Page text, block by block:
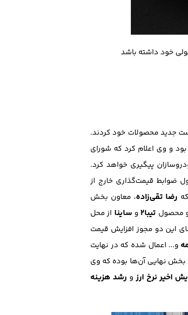
خود داشته باشد
جدید محصولات خود کردند.
و وی اعلام کرد که شوراي
پيگيري خواهد كرد.
ضوابط قيمت‌گذاري خارج از
رضا تقی‌زاده، معاون بخش
محصول تيبا2 و ساينا از محل
اين دو مجوز افزايش قيمت
و... اعمال شده كه در نهايت
بخش نهایی آن‌ها بوده که وی
اخير نرخ ارزو رشد هزينه